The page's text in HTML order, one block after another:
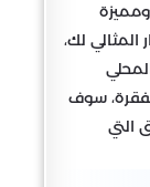
لك،
سوف
التي